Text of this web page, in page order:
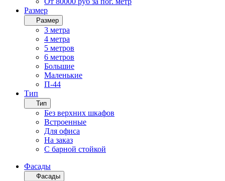
Размер
Размер
3 метра
4 метра
5 метров
6 метров
Большие
Маленькие
П-44
Тип
Тип
Без верхних шкафов
Встроенные
Для офиса
На заказ
С барной стойкой
Фасады
Фасады